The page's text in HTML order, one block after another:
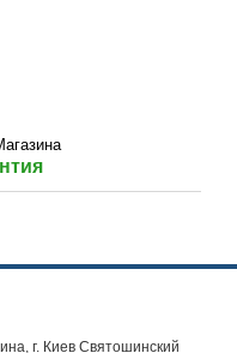
г. Киев Святошинский